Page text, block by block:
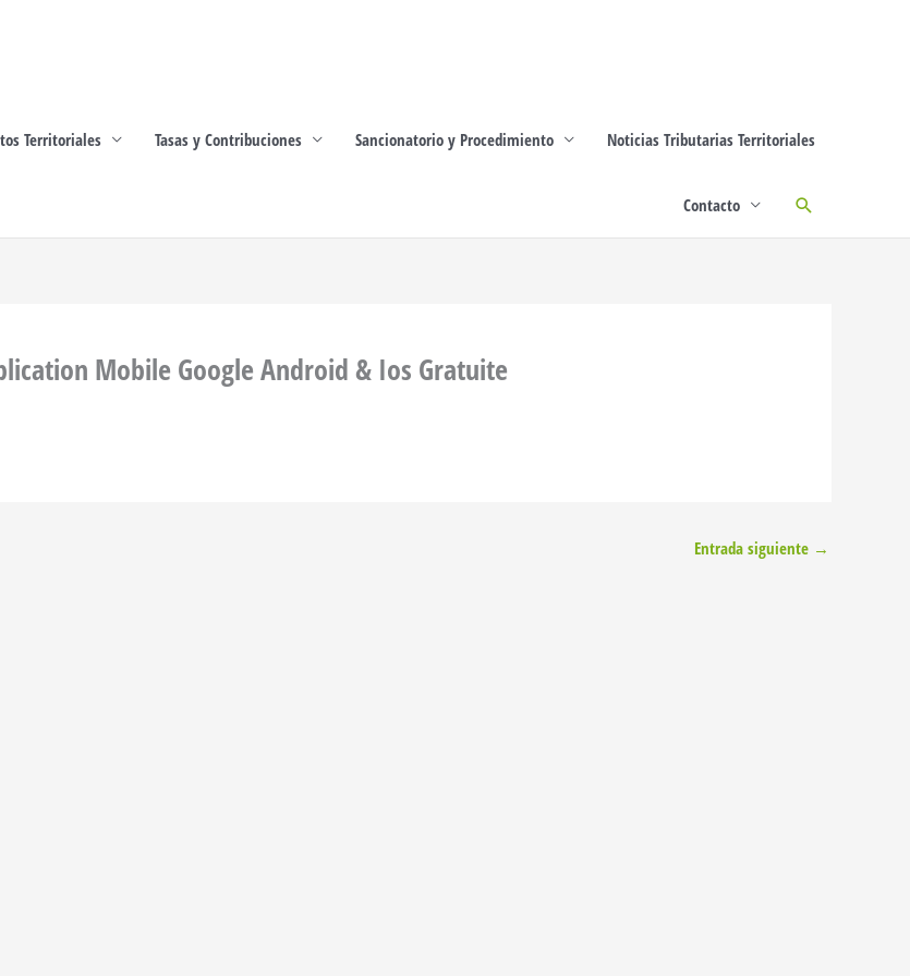
Territoriales Tasas y Contribuciones Sancionatorio y Procedimiento Noticias Tributarias Territoriales
Contacto Buscar
Mobile Google Android & Ios Gratuite
Entrada siguiente →